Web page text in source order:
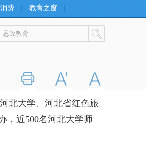
费 教育之窗
北大学、河北省红色旅
，近500名河北大学师